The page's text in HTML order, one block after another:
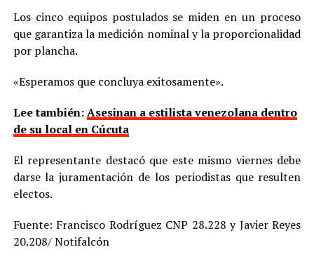
Los cinco equipos postulados se miden en un proceso
que garantiza la medición nominal y la proporcionalidad
por plancha.
«Esperamos que concluya exitosamente».
Lee también:Asesinan a estilista venezolana dentro
de su local en Cúcuta
El representante destacó que este mismo viernes debe
darse la juramentación de los periodistas que resulten
electos.
Fuente: Francisco Rodríguez CNP 28.228 y Javier Reyes
20.208/ Notifalcón